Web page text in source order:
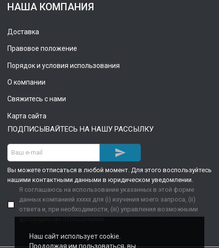
НАША КОМПАНИЯ
Доставка
Правовое положение
Порядок и условия использования
О компании
Свяжитесь с нами
Карта сайта
ПОДПИСЫВАЙТЕСЬ НА НАШУ РАССЫЛКУ

Вы можете отписаться в любой момент. Для этого воспользуйтесь
нашими контактными данными в юридическом уведомлении.
Я соглашаюсь на использование указанных в этой форме
данных компанией xxxxx для (i) изучения моего запроса, (ii)
ответа и, при необходимости, (iii) управления возможными
договорными отношениями.
Наш сайт использует cookie.
Продолжая им пользоваться, вы